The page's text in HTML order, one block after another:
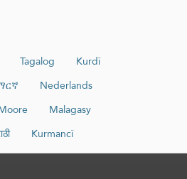
Tagalog
Kurdî
Nederlands
Malagasy
Kurmancî